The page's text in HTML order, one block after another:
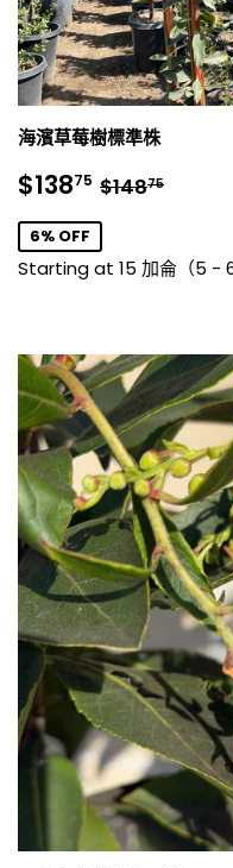
海濱草莓樹標準株
銷
售
價
格
$13875 $138.75
正常價格
$14875
6% OFF
Starting at 15 加侖（5 - 6